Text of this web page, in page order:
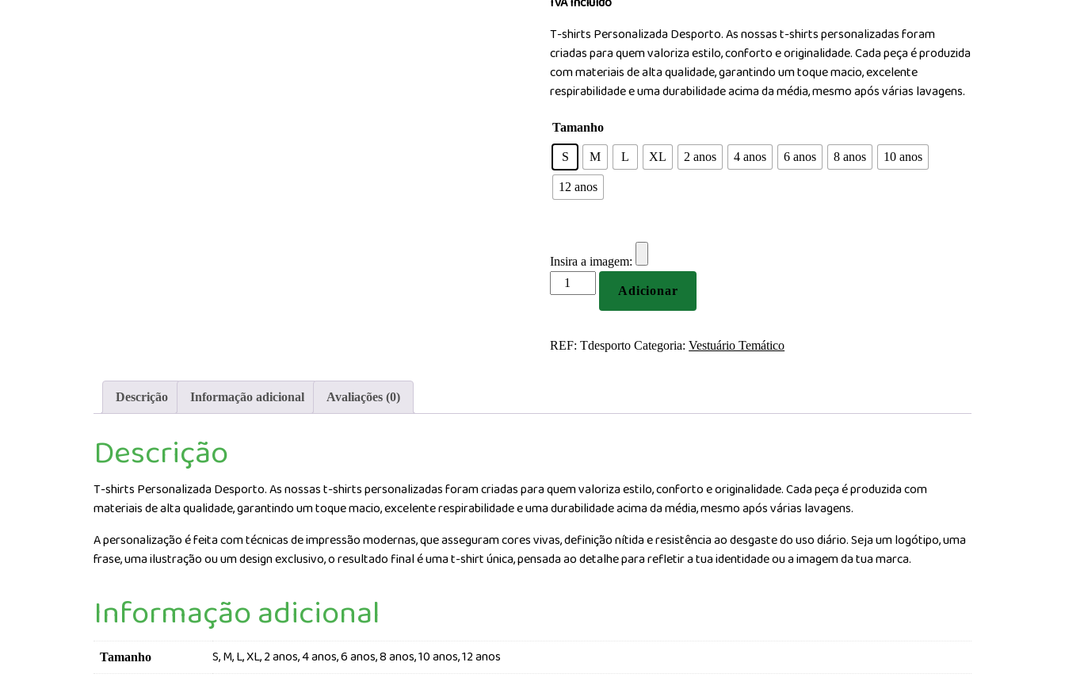
T-shirts Personalizada Desporto. As nossas t-shirts personalizadas foram
criadas para quem valoriza estilo, conforto e originalidade. Cada peça é produzida
com materiais de alta qualidade, garantindo um toque macio, excelente
respirabilidade e uma durabilidade acima da média, mesmo após várias lavagens.
Tamanho
S M L XL 2 anos 4 anos 6 anos 8 anos 10 anos
12 anos
Insira a imagem:
Quantidade
de
Personalizada
Adicionar
REF:Tdesporto Categoria:Vestuário Temático
Descrição Informação adicional Avaliações (0)
Descrição
T-shirts Personalizada Desporto. As nossas t-shirts personalizadas foram criadas para quem valoriza estilo, conforto e originalidade. Cada peça é produzida com
materiais de alta qualidade, garantindo um toque macio, excelente respirabilidade e uma durabilidade acima da média, mesmo após várias lavagens.
A personalização é feita com técnicas de impressão modernas, que asseguram cores vivas, definição nítida e resistência ao desgaste do uso diário. Seja um logótipo, uma
frase, uma ilustração ou um design exclusivo, o resultado final é uma t-shirt única, pensada ao detalhe para refletir a tua identidade ou a imagem da tua marca.
Informação adicional
Tamanho S, M, L, XL, 2 anos, 4 anos, 6 anos, 8 anos, 10 anos, 12 anos